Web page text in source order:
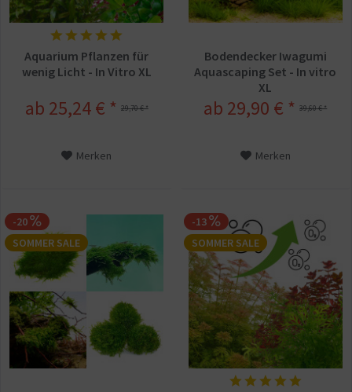
Aquarium Pflanzen für
wenig Licht - In Vitro XL
29,70 € *
ab 25,24 € *
Merken
Bodendecker Iwagumi
Aquascaping Set - In vitro
XL
39,60 € *
ab 29,90 € *
Merken
-20
SOMMER SALE
-13
SOMMER SALE